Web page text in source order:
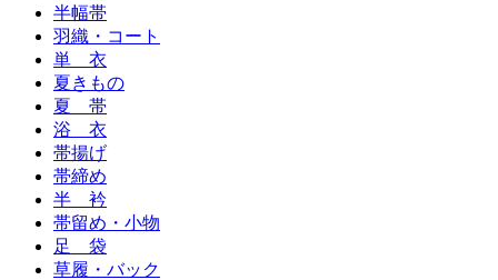
半幅帯
羽織・コート
単 衣
夏きもの
夏 帯
浴 衣
帯揚げ
帯締め
半 衿
帯留め・小物
足 袋
草履・バック